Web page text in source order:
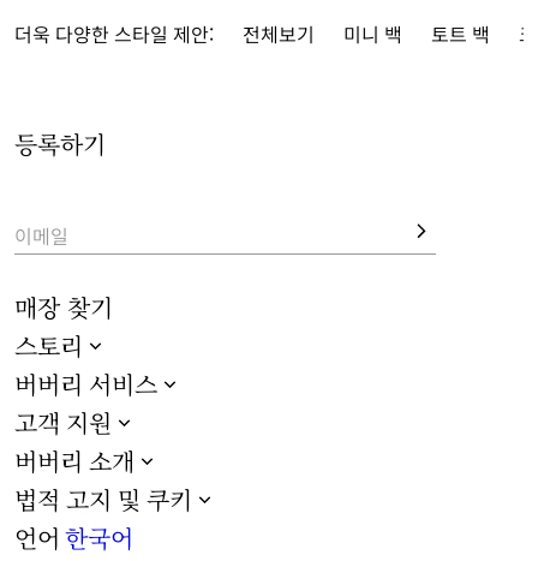
리 체크가 돋보이는 구조적인 디자인을 선보입니다.
더욱 다양한 스타일 제안: 전체보기 미니 백 토트 백
등록하기
이메일
매장 찾기
스토리
버버리 서비스
고객 지원
버버리 소개
법적 고지 및 쿠키
언어 한국어